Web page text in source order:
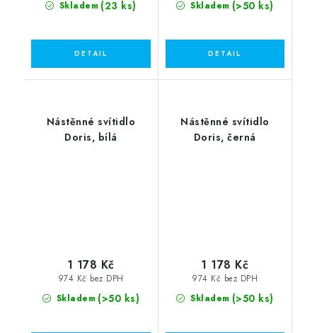
Skladem (23 ks) Skladem (>50 ks)
Nástěnné svítidlo
Doris, bílá
Skladem (>50 ks)
974 Kč bez DPH
1 178 Kč
Nástěnné svítidlo
Doris, černá
Skladem (>50 ks)
974 Kč bez DPH
1 178 Kč